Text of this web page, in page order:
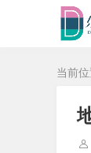
当前位